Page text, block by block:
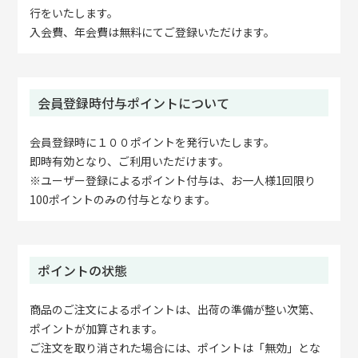
行をいたします。
入会費、年会費は無料にてご登録いただけます。
会員登録時付与ポイントについて
会員登録時に１００ポイントを発行いたします。
即時有効となり、ご利用いただけます。
※ユーザー登録によるポイント付与は、お一人様1回限り
100ポイントのみの付与となります。
ポイントの状態
商品のご注文によるポイントは、出荷の準備が整い次第、
ポイントが加算されます。
ご注文を取り消された場合には、ポイントは「無効」とな